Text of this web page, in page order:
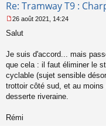
Re: Tramway T9 :
e
s
g
e
n
o
l
u
26 août 2021, 14:24
Salut
Je suis d'accord... mais
que cela : il faut éliminer le
cyclable (sujet sensible
trottoir côté sud, et au
desserte riveraine.
Rémi